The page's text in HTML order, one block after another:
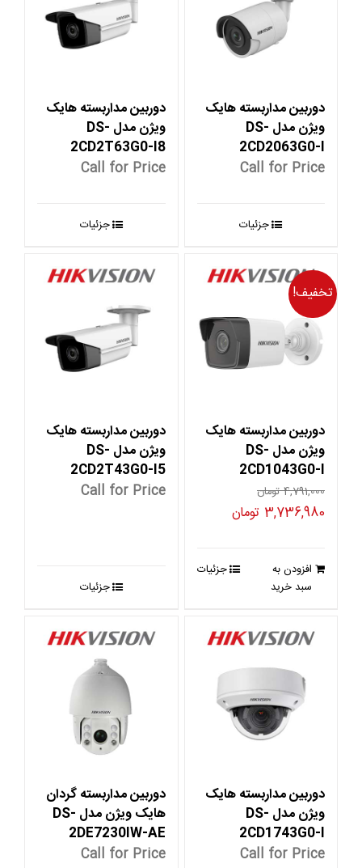
دوربین مداربسته هایک
ویژن مدل DS-
2CD2063G0-I
Call for Price
جزئیات
دوربین مداربسته هایک
ویژن مدل DS-
2CD2T63G0-I8
Call for Price
جزئیات
تخفیف!
دوربین مداربسته هایک
ویژن مدل DS-
2CD1043G0-I
4,791,000تومان
قیمت
بود.
3,736,980 تومانقیمت
است.
افزودن به
سبد خرید
جزئیات
دوربین مداربسته هایک
ویژن مدل DS-
2CD2T43G0-I5
Call for Price
جزئیات
دوربین مداربسته هایک
ویژن مدل DS-
2CD1743G0-I
Call for Price
دوربین مداربسته گردان
هایک ویژن مدل DS-
2DE7230IW-AE
Call for Price